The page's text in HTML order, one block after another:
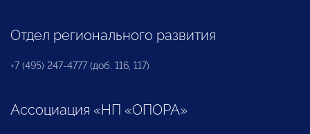
Отдел регионального развития
+7 (495) 247-4777 (доб. 116, 117)
Ассоциация «НП «ОПОРА»